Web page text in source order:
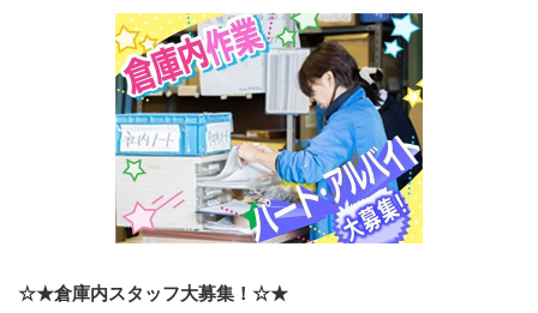
☆★倉庫内スタッフ大募集！☆★